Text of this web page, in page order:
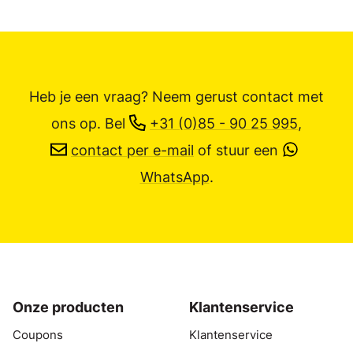
Heb je een vraag? Neem gerust contact met
ons op. Bel +31 (0)85 - 90 25 995,
contact per e-mail of stuur een
WhatsApp.
Onze producten
Coupons
Klantenservice
Klantenservice